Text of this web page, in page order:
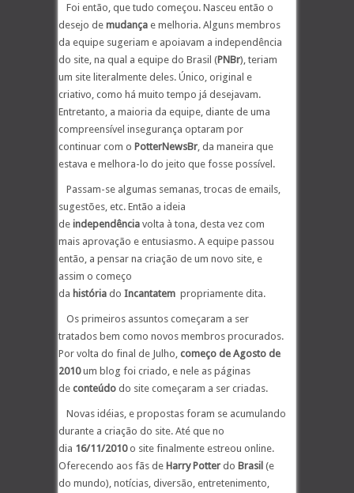
Foi então, que tudo começou. Nasceu então o
desejo de mudança e melhoria. Alguns membros
da equipe sugeriam e apoiavam a independência
do site, na qual a equipe do Brasil (PNBr), teriam
um site literalmente deles. Único, original e
criativo, como há muito tempo já desejavam.
Entretanto, a maioria da equipe, diante de uma
compreensível insegurança optaram por
continuar com o PotterNewsBr, da maneira que
estava e melhora-lo do jeito que fosse possível.
Passam-se algumas semanas, trocas de emails,
sugestões, etc. Então a ideia
de independência volta à tona, desta vez com
mais aprovação e entusiasmo. A equipe passou
então, a pensar na criação de um novo site, e
assim o começo
da história do Incantatem propriamente dita.
Os primeiros assuntos começaram a ser
tratados bem como novos membros procurados.
Por volta do final de Julho, começo de Agosto de
2010um blog foi criado, e nele as páginas
de conteúdo do site começaram a ser criadas.
Novas idéias, e propostas foram se acumulando
durante a criação do site. Até que no
dia 16/11/2010o site finalmente estreou online.
Oferecendo aos fãs de Harry Potter do Brasil (e
do mundo), notícias, diversão, entretenimento,